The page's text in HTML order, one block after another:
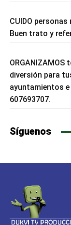
CUIDO
Buen trato y
diversión para
ayuntamientos
607693707.
Síguenos